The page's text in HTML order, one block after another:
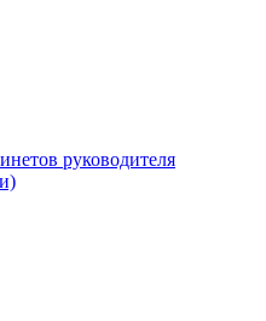
руководителя